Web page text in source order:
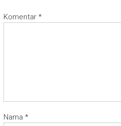
Komentar *
Nama *